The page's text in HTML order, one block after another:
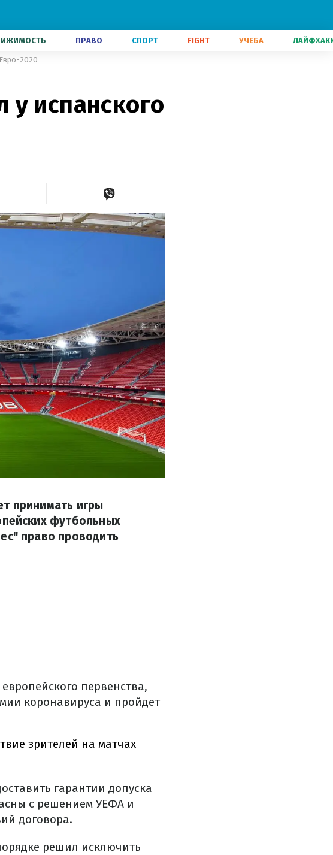
ПРАВО СПОРТ FIGHT УЧЕБА
2020
испанского
принимать игры
футбольных
право проводить
первенства,
коронавируса и пройдет
зрителей на матчах
гарантии допуска
с решением УЕФА и
договора.
решил исключить